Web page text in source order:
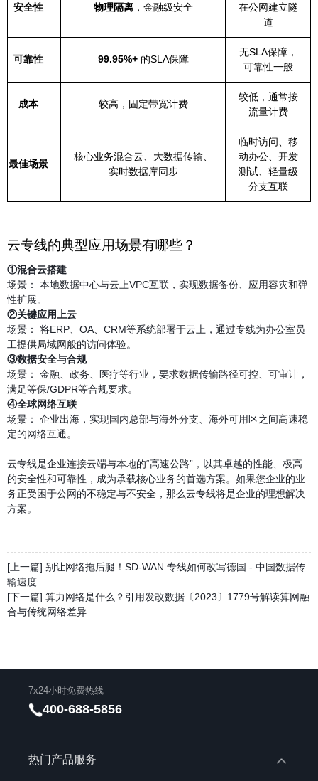
安全性 物理隔离，金融级安全
在公网建立隧
道
可靠性 99.95%+ 的SLA保障
无SLA保障，
可靠性一般
成本 较高，固定带宽计费
较低，通常按
流量计费
最佳场景
核心业务混合云、大数据传输、
实时数据库同步
临时访问、移
动办公、开发
测试、轻量级
分支互联
云专线的典型应用场景有哪些？
①混合云搭建
场景： 本地数据中心与云上VPC互联，实现数据备份、应用容灾和弹
性扩展。
②关键应用上云
场景： 将ERP、OA、CRM等系统部署于云上，通过专线为办公室员
工提供局域网般的访问体验。
③数据安全与合规
场景： 金融、政务、医疗等行业，要求数据传输路径可控、可审计，
满足等保/GDPR等合规要求。
④全球网络互联
场景： 企业出海，实现国内总部与海外分支、海外可用区之间高速稳
定的网络互通。
云专线是企业连接云端与本地的“高速公路”，以其卓越的性能、极高
的安全性和可靠性，成为承载核心业务的首选方案。如果您企业的业
务正受困于公网的不稳定与不安全，那么云专线将是企业的理想解决
方案。
[上一篇] 别让网络拖后腿！SD-WAN 专线如何改写德国 - 中国数据传
输速度
[下一篇] 算力网络是什么？引用发改数据〔2023〕1779号解读算网融
合与传统网络差异
7x24小时免费热线
400-688-5856
热门产品服务